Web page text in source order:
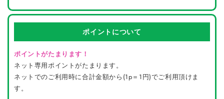
ポイントについて
ポイントがたまります！
ネット専用ポイントがたまります。
ネットでのご利用時に合計金額から(1p＝1円)でご利用頂けま
す。